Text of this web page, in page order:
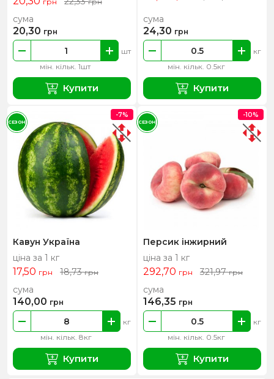
мін. кільк. 1шт
шт
сума
20,30 грн
Купити
мін. кільк. 0.5кг
кг
сума
24,30 грн
Купити
Кавун Україна
ціна за 1 кг
17,50 грн 18,73грн
мін. кільк. 8кг
кг
сума
140,00 грн
Купити
-7%
СЕЗОН
Персик інжирний
ціна за 1 кг
292,70 грн 321,97грн
мін. кільк. 0.5кг
кг
сума
146,35 грн
Купити
-10%
СЕЗОН